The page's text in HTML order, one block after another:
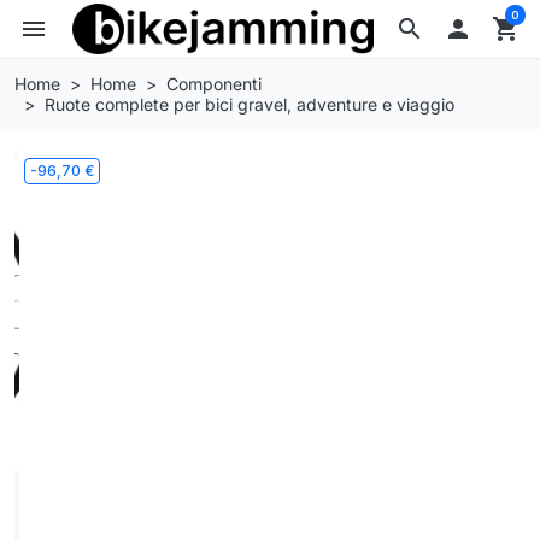
search
menu  shopping_cart
0
Home Home
Componenti
Ruote complete per bici gravel, adventure e viaggio
-96,70 €